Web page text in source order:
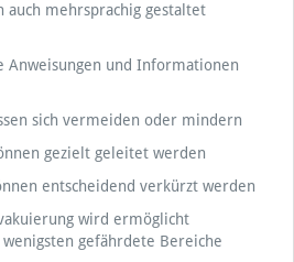
auch mehrsprachig gestaltet
Anweisungen und Informationen
sich vermeiden oder mindern
gezielt geleitet werden
entscheidend verkürzt werden
wird ermöglicht
gefährdete Bereiche